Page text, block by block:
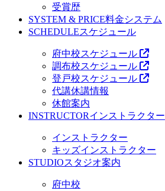
受賞歴
SYSTEM & PRICE料金システム
SCHEDULEスケジュール
府中校スケジュール
調布校スケジュール
登戸校スケジュール
代講休講情報
休館案内
INSTRUCTORインストラクター
インストラクター
キッズインストラクター
STUDIOスタジオ案内
府中校